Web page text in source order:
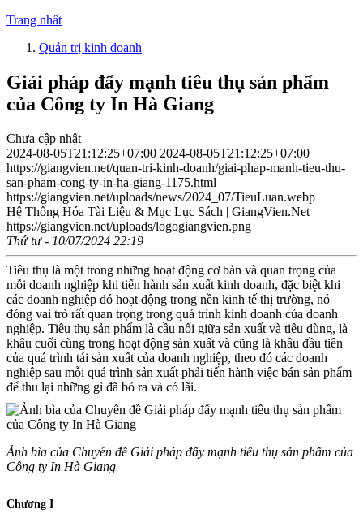
Trang nhất
Quản trị kinh doanh
Giải pháp đẩy mạnh tiêu thụ sản phẩm
của Công ty In Hà Giang
Chưa cập nhật
2024-08-05T21:12:25+07:00 2024-08-05T21:12:25+07:00
https://giangvien.net/quan-tri-kinh-doanh/giai-phap-manh-tieu-thu-
san-pham-cong-ty-in-ha-giang-1175.html
https://giangvien.net/uploads/news/2024_07/TieuLuan.webp
Hệ Thống Hóa Tài Liệu & Mục Lục Sách | GiangVien.Net
https://giangvien.net/uploads/logogiangvien.png
Thứ tư - 10/07/2024 22:19
Tiêu thụ là một trong những hoạt động cơ bản và quan trọng của
mỗi doanh nghiệp khi tiến hành sản xuất kinh doanh, đặc biệt khi
các doanh nghiệp đó hoạt động trong nền kinh tế thị trường, nó
đóng vai trò rất quan trọng trong quá trình kinh doanh của doanh
nghiệp. Tiêu thụ sản phẩm là cầu nối giữa sản xuất và tiêu dùng, là
khâu cuối cùng trong hoạt động sản xuất và cũng là khâu đầu tiên
của quá trình tái sản xuất của doanh nghiệp, theo đó các doanh
nghiệp sau mỗi quá trình sản xuất phải tiến hành việc bán sản phẩm
để thu lại những gì đã bỏ ra và có lãi.
Ảnh bìa của Chuyên đề Giải pháp đẩy mạnh tiêu thụ sản phẩm của
Công ty In Hà Giang
Chương I